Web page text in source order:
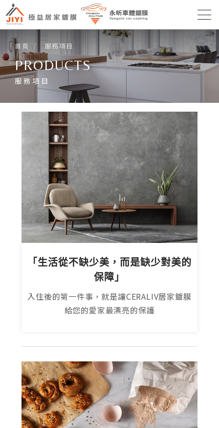
首頁 服務項目
服務項目
PRODUCTS
「生活從不缺少美，而是缺少對美的
保障」
入住後的第一件事，就是讓CERALIV居家鍍膜
給您的愛家最漂亮的保護